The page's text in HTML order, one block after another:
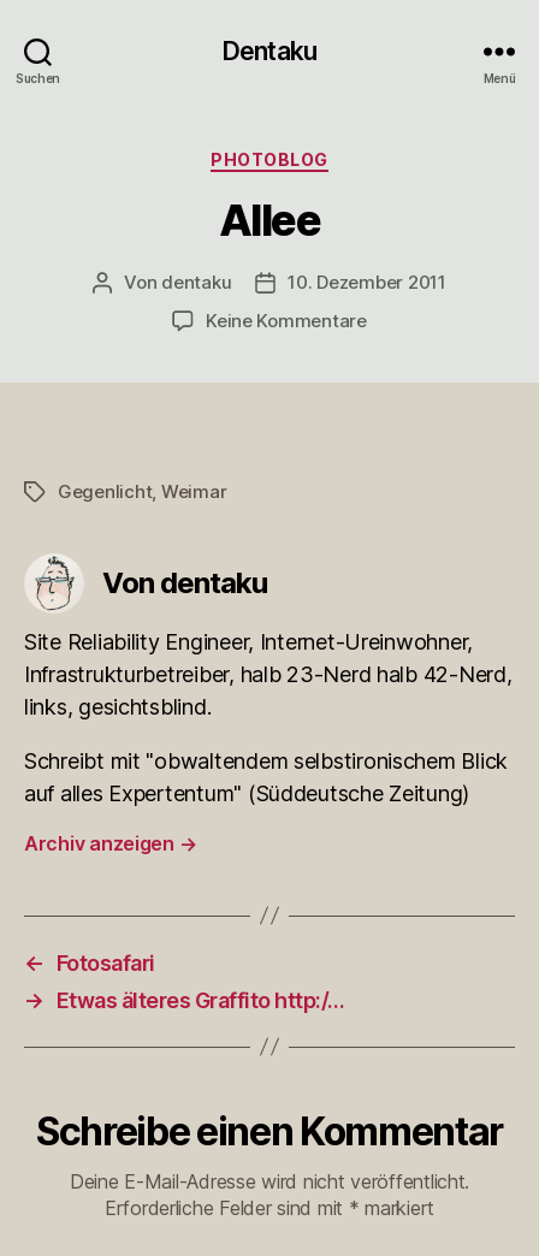
Suchen
Dentaku
Menü
Kategorien
PHOTOBLOG
Allee
Beitragsautor
Von dentaku Veröffentlichungsdatum
10. Dezember 2011
Keine Kommentarezu
Schlagwörter
Gegenlicht, Weimar
Von dentaku
Site Reliability Engineer, Internet-Ureinwohner,
Infrastrukturbetreiber, halb 23-Nerd halb 42-Nerd,
links, gesichtsblind.
Schreibt mit "obwaltendem selbstironischem Blick
auf alles Expertentum" (Süddeutsche Zeitung)
Archiv anzeigen →
←
Fotosafari
→
Etwas älteres Graffito http:/…
Schreibe einen Kommentar
Deine E-Mail-Adresse wird nicht veröffentlicht.
Erforderliche Felder sind mit * markiert